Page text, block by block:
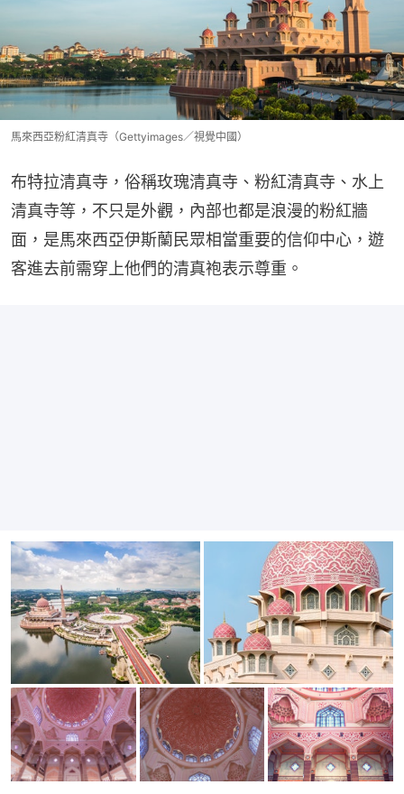
馬來西亞粉紅清真寺（Gettyimages／視覺中國）
布特拉清真寺，俗稱玫瑰清真寺、粉紅清真寺、水上
清真寺等，不只是外觀，內部也都是浪漫的粉紅牆
面，是馬來西亞伊斯蘭民眾相當重要的信仰中心，遊
客進去前需穿上他們的清真袍表示尊重。